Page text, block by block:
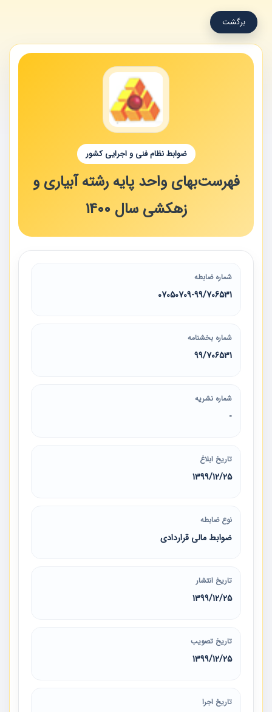
برگشت
ضوابط نظام فنی و اجرایی کشور
فهرست‌بهای واحد پایه رشته آبیاری و
زهکشی سال 1400
شماره ضابطه
07050709-99/706531
شماره بخشنامه
99/706531
شماره نشریه
-
تاریخ ابلاغ
1399/12/25
نوع ضابطه
ضوابط مالی قراردادی
تاریخ انتشار
1399/12/25
تاریخ تصویب
1399/12/25
تاریخ اجرا